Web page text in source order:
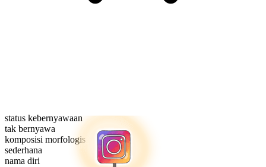
status kebernyawaan
tak bernyawa
komposisi morfologis
sederhana
nama diri